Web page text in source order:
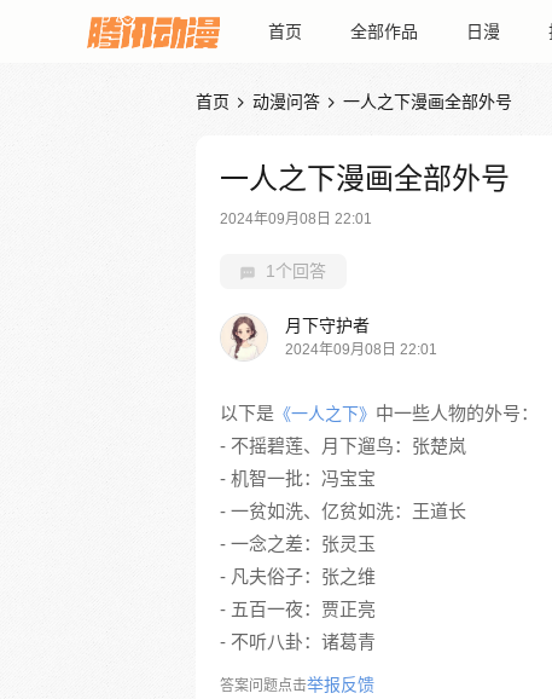
首页 全部作品 日漫
首页  动漫问答  一人之下漫画全部外号
一人之下漫画全部外号
2024年09月08日 22:01
1个回答
月下守护者
2024年09月08日 22:01
以下是 《一人之下》 中一些人物的外号：
- 不摇碧莲、月下遛鸟：张楚岚
- 机智一批：冯宝宝
- 一贫如洗、亿贫如洗：王道长
- 一念之差：张灵玉
- 凡夫俗子：张之维
- 五百一夜：贾正亮
- 不听八卦：诸葛青
答案问题点击举报反馈